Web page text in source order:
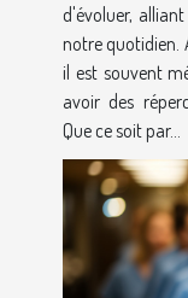
d'évoluer,
notre quotidien.
il est souvent
avoir des
Que ce soit par...